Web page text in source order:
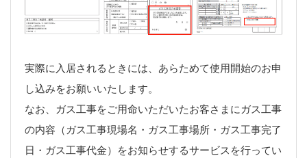
実際に入居されるときには、あらためて使用開始のお申
し込みをお願いいたします。
なお、ガス工事をご用命いただいたお客さまにガス工事
の内容（ガス工事現場名・ガス工事場所・ガス工事完了
日・ガス工事代金）をお知らせするサービスを行ってい